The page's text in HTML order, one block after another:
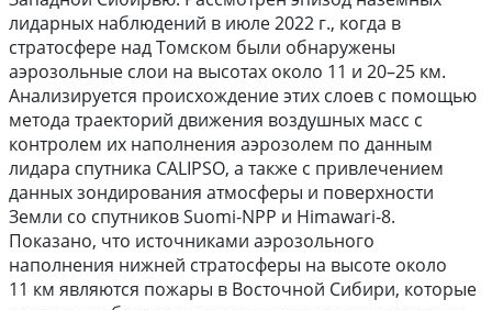
лидарных наблюдений в июле 2022 г., когда в
стратосфере над Томском были обнаружены
аэрозольные слои на высотах около 11 и 20–25 км.
Анализируется происхождение этих слоев с помощью
метода траекторий движения воздушных масс с
контролем их наполнения аэрозолем по данным
лидара спутника CALIPSO, а также с привлечением
данных зондирования атмосферы и поверхности
Земли со спутников Suomi-NPP и Himawari-8.
Показано, что источниками аэрозольного
наполнения нижней стратосферы на высоте около
11 км являются пожары в Восточной Сибири, которые